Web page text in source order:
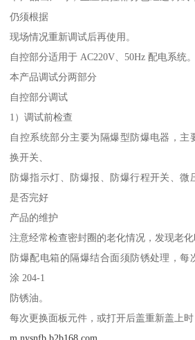
仍须根据
现场情况重新调试后再使用。
自控部分适用于 AC220V、50Hz 配电系统。
本产品调试分两部分
自控部分调试
1）调试前检查
自控系统部分主要为隔爆型防爆电器，主
换开关、
防爆指示灯、防爆报、防爆行程开关、微
是否完好
产品的维护
注意经常检查密封圈的老化情况，发现老化
防爆配电箱的隔爆结合面须防锈处理，每
涂 204-1
防锈油。
每次更换面板元件，或打开后盖重新盖上时